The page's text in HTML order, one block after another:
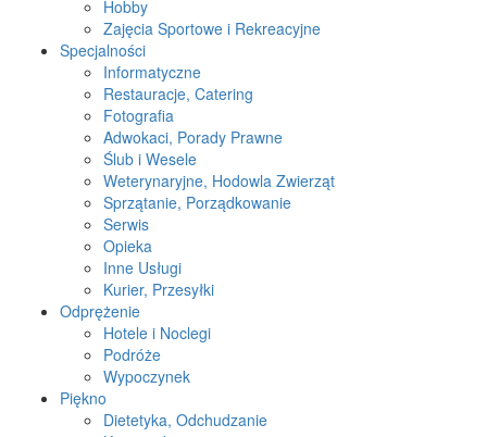
Hobby
Zajęcia Sportowe i Rekreacyjne
Specjalności
Informatyczne
Restauracje, Catering
Fotografia
Adwokaci, Porady Prawne
Ślub i Wesele
Weterynaryjne, Hodowla Zwierząt
Sprzątanie, Porządkowanie
Serwis
Opieka
Inne Usługi
Kurier, Przesyłki
Odprężenie
Hotele i Noclegi
Podróże
Wypoczynek
Piękno
Dietetyka, Odchudzanie